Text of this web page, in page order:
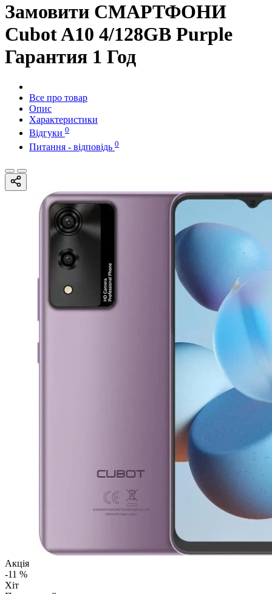
Замовити СМАРТФОНИ
Cubot A10 4/128GB Purple
Гарантия 1 Год
Все про товар
Опис
Характеристики
Відгуки 0
Питання - відповідь 0
Акція
-11 %
Хіт